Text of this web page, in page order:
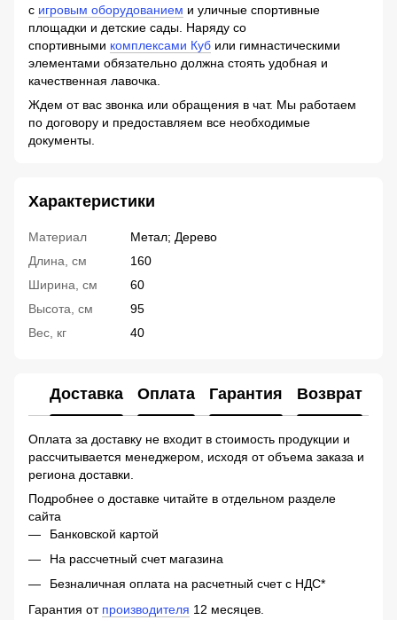
с игровым оборудованием и уличные спортивные
площадки и детские сады. Наряду со
спортивными комплексами Куб или гимнастическими
элементами обязательно должна стоять удобная и
качественная лавочка.
Ждем от вас звонка или обращения в чат. Мы работаем
по договору и предоставляем все необходимые
документы.
Характеристики
Материал
Метал; Дерево
Длина, см
160
Ширина, см
60
Высота, см
95
Вес, кг
40
Доставка Оплата Гарантия Возврат
Оплата за доставку не входит в стоимость продукции и
рассчитывается менеджером, исходя от объема заказа и
региона доставки.
Подробнее о доставке читайте в отдельном разделе
сайта
Банковской картой
На рассчетный счет магазина
Безналичная оплата на расчетный счет с НДС*
Гарантия от производителя 12 месяцев.